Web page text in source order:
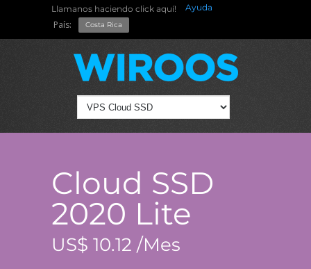
Llamanos haciendo click aquí! Ayuda
País: Costa Rica
Cloud SSD
2020 Lite
US$ 10.12 /Mes